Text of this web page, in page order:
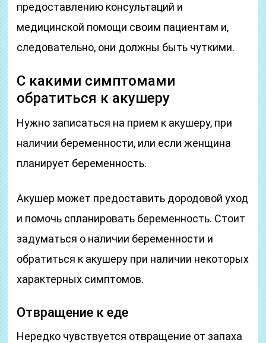
предоставлению консультаций и
медицинской помощи своим пациентам и,
следовательно, они должны быть чуткими.
С какими симптомами
обратиться к акушеру
Нужно записаться на прием к акушеру, при
наличии беременности, или если женщина
планирует беременность.
Акушер может предоставить дородовой уход
и помочь спланировать беременность. Стоит
задуматься о наличии беременности и
обратиться к акушеру при наличии некоторых
характерных симптомов.
Отвращение к еде
Нередко чувствуется отвращение от запаха